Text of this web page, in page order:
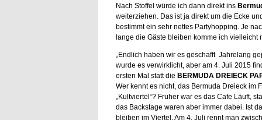
Nach Stoffel würde ich dann direkt ins
weiterziehen. Das ist ja direkt um die Ecke
bestimmt ein sehr nettes Partyhopping. Je
lange die Gäste bleiben komme ich
„Endlich haben wir es geschafft Jahrelang
wurde es verwirklicht, aber am 4. Juli 2015
ersten Mal statt die BERMUDA DREIECK
Wer kennt es nicht, das Bermuda Dreieck im
„Kultviertel“? Früher war es das Cafe Läuft,
das Backstage waren aber immer dabei. Ist
bleiben im Viertel. Am 4. Juli rennt man